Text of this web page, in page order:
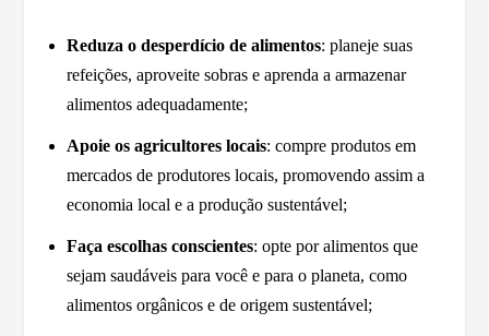
Reduza o desperdício de alimentos: planeje suas
refeições, aproveite sobras e aprenda a armazenar
alimentos adequadamente;
Apoie os agricultores locais: compre produtos em
mercados de produtores locais, promovendo assim a
economia local e a produção sustentável;
Faça escolhas conscientes: opte por alimentos que
sejam saudáveis para você e para o planeta, como
alimentos orgânicos e de origem sustentável;